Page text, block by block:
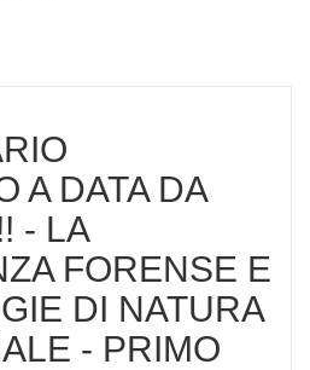
A DATA DA
- LA
FORENSE E
DI NATURA
- PRIMO